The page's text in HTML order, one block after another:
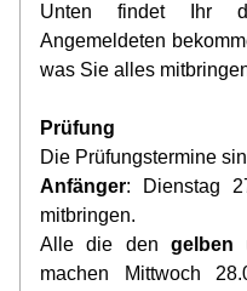
Unten findet Ihr
Angemeldeten
was Sie alles
Prüfung
Die Prüfungstermine
Anfänger: Dienstag
mitbringen.
Alle die den gelben
machen Mittwoch